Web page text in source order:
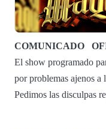
COMUNICADO
El show programado
por problemas ajenos a
Pedimos las disculpas